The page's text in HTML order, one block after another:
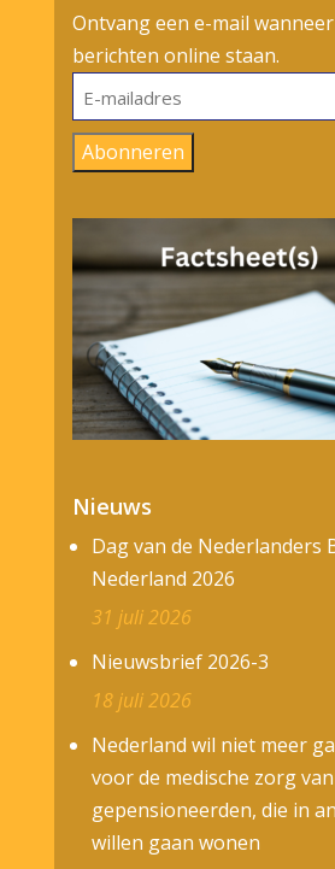
Ontvang een e-mail
berichten online staan.
E-
mailadres
Abonneren
Nieuws
Dag van de Nederlanders
Nederland 2026
31 juli 2026
Nieuwsbrief 2026-3
18 juli 2026
Nederland wil niet meer
voor de medische zorg
gepensioneerden, die in
willen gaan wonen